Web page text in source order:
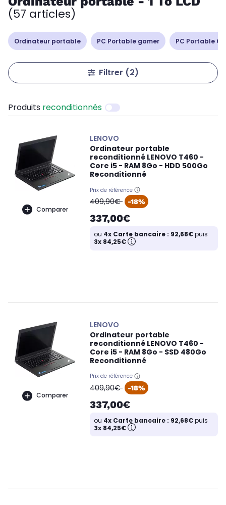
(57 articles)
Ordinateur portable PC Portable gamer PC Portable
Filtrer (2)
Produits reconditionnés
Comparer
LENOVO
Ordinateur portable
reconditionné LENOVO T460 -
Core i5 - RAM 8Go - HDD 500Go
Reconditionné
Prix de référence
oldPrice
409,90€ -18%
337,00€
ou 4x Carte bancaire : 92,68€puis
3x 84,25€
Comparer
LENOVO
Ordinateur portable
reconditionné LENOVO T460 -
Core i5 - RAM 8Go - SSD 480Go
Reconditionné
Prix de référence
oldPrice
409,90€ -18%
337,00€
ou 4x Carte bancaire : 92,68€puis
3x 84,25€